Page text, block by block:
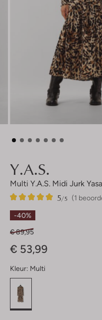
Y.a.s.
Multi Y.a.s. Midi Jurk
(1
5/5
1
5
Sterren
-40%
€ 89,95
€ 53,99
Kleur: Multi